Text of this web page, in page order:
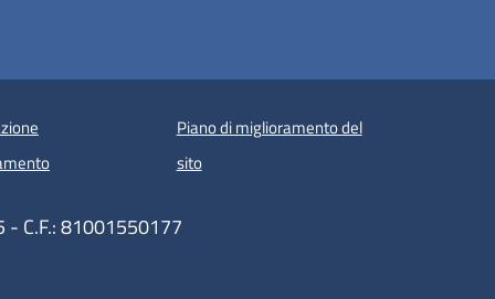
Piano di miglioramento del
sito
- C.F.: 81001550177